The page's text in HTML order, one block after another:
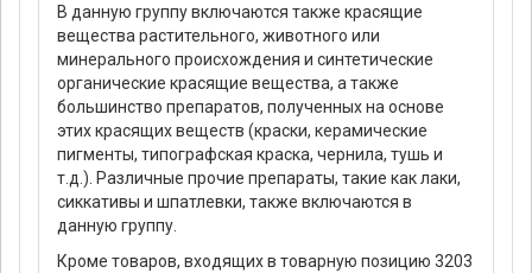
В данную группу включаются также красящие
вещества растительного, животного или
минерального происхождения и синтетические
органические красящие вещества, а также
большинство препаратов, полученных на основе
этих красящих веществ (краски, керамические
пигменты, типографская краска, чернила, тушь и
т.д.). Различные прочие препараты, такие как лаки,
сиккативы и шпатлевки, также включаются в
данную группу.
Кроме товаров, входящих в товарную позицию 3203